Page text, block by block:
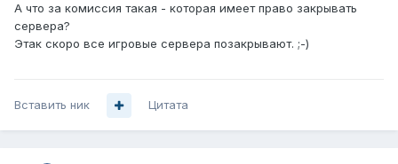
А что за комиссия такая - которая имеет право закрывать
сервера?
Этак скоро все игровые сервера позакрывают. ;-)
Вставить ник Цитата